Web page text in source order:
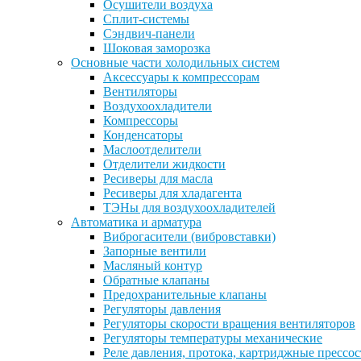
Осушители воздуха
Сплит-системы
Сэндвич-панели
Шоковая заморозка
Основные части холодильных систем
Аксессуары к компрессорам
Вентиляторы
Воздухоохладители
Компрессоры
Конденсаторы
Маслоотделители
Отделители жидкости
Ресиверы для масла
Ресиверы для хладагента
ТЭНы для воздухоохладителей
Автоматика и арматура
Виброгасители (вибровставки)
Запорные вентили
Масляный контур
Обратные клапаны
Предохранительные клапаны
Регуляторы давления
Регуляторы скорости вращения вентиляторов
Регуляторы температуры механические
Реле давления, протока, картриджные